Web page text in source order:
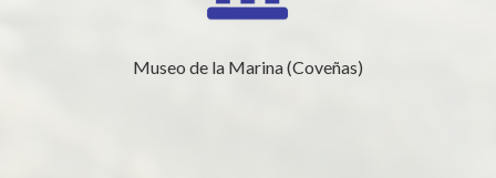
Museo de la Marina (Coveñas)